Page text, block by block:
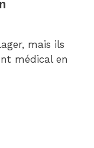
mais ils
médical en